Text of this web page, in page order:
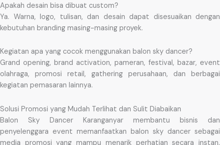
Apakah desain bisa dibuat custom?
Ya. Warna, logo, tulisan, dan desain dapat disesuaikan dengan
kebutuhan branding masing-masing proyek.
Kegiatan apa yang cocok menggunakan balon sky dancer?
Grand opening, brand activation, pameran, festival, bazar, event
olahraga, promosi retail, gathering perusahaan, dan berbagai
kegiatan pemasaran lainnya.
Solusi Promosi yang Mudah Terlihat dan Sulit Diabaikan
Balon Sky Dancer Karanganyar membantu bisnis dan
penyelenggara event memanfaatkan balon sky dancer sebagai
media promosi yang mampu menarik perhatian secara instan.